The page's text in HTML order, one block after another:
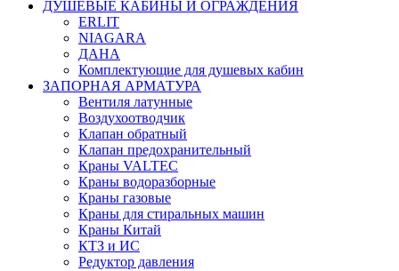
ДУШЕВЫЕ КАБИНЫ И ОГРАЖДЕНИЯ
ERLIT
NIAGARA
ДАНА
Комплектующие для душевых кабин
ЗАПОРНАЯ АРМАТУРА
Вентиля латунные
Воздухоотводчик
Клапан обратный
Клапан предохранительный
Краны VALTEC
Краны водоразборные
Краны газовые
Краны для стиральных машин
Краны Китай
КТЗ и ИС
Редуктор давления